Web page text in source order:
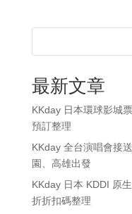
最新文章
KKday 日本環球影城
預訂整理
KKday 全台演唱會接
園、高雄出發
KKday 日本 KDDI 原
折折扣碼整理